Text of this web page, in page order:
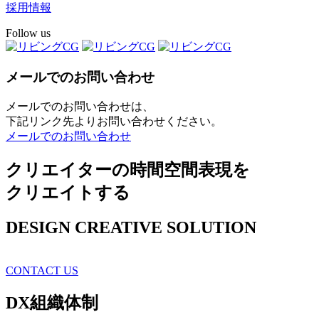
採用情報
Follow us
メールでのお問い合わせ
メールでのお問い合わせは、
下記リンク先よりお問い合わせください。
メールでのお問い合わせ
クリエイターの時間空間表現を
クリエイトする
DESIGN CREATIVE SOLUTION
CONTACT US
DX組織体制